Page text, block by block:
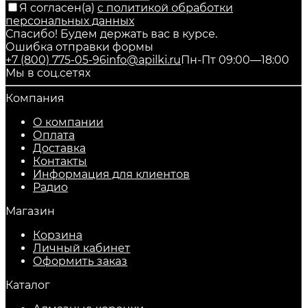
Я согласен(a) с политикой обработки
персональных данных
Спасибо! Будем держать вас в курсе.
Ошибка отправки формы
+7 (800) 775-05-96info@apilki.ruПн-Пт 09:00—18:00
Мы в соц.сетях
Компания
О компании
Оплата
Доставка
Контакты
Информация для клиентов
Радио
Магазин
Корзина
Личный кабинет
Оформить заказ
Каталог